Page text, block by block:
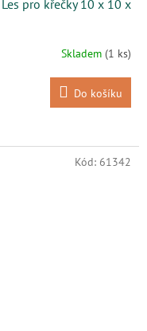
pro křečky 10 x 10 x
Skladem (1 ks)
Do košíku
Kód: 61342